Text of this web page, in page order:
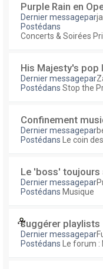
Purple Rain en
Dernier messagepar
Postédans
Concerts & Soirées
His Majesty's pop
Dernier messagepar
Postédans Stop the
Confinement
Dernier messagepar
Postédans
Le coin
Le 'boss' toujours
Dernier messagepar
Postédans Musique
suggérer playlists
Dernier messagepar
Postédans
Le forum